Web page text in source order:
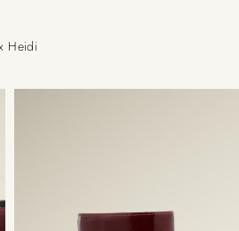
Heidi